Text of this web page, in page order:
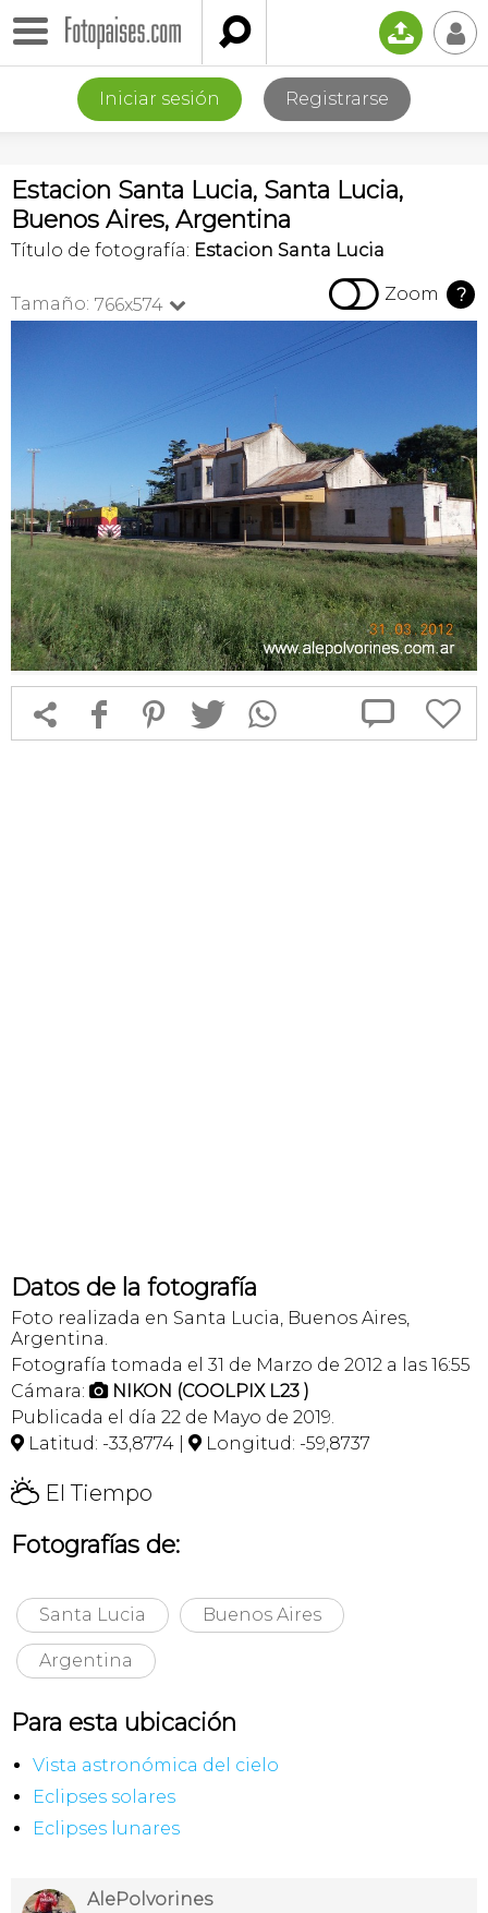
 📤 👤
Iniciar sesión Registrarse
Estacion Santa Lucia, Santa Lucia,
Buenos Aires, Argentina
Título de fotografía: Estacion Santa Lucia
Tamaño: 766x574   Zoom ?
 f 1 T  
Datos de la fotografía
Foto realizada en Santa Lucia, Buenos Aires,
Argentina.
Fotografía tomada el 31 de Marzo de 2012 a las 16:55
Cámara:  NIKON (COOLPIX L23 )
Publicada el día 22 de Mayo de 2019.
 Latitud: -33,8774 |  Longitud: -59,8737
H El Tiempo
Fotografías de:
Santa Lucia Buenos Aires
Argentina
Para esta ubicación
Vista astronómica del cielo
Eclipses solares
Eclipses lunares
AlePolvorines